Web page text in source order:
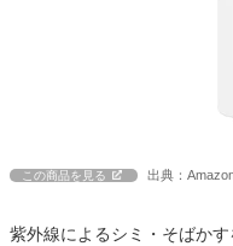
この商品を見る 出典：
紫外線によるシミ・そばか